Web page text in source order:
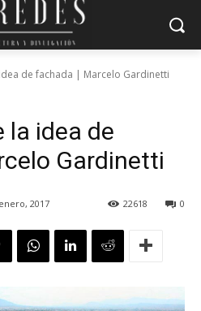
de fachada | Marcelo Gardinetti
la idea de
Gardinetti
2017 0
22618